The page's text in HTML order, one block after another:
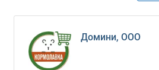
Домини, ООО